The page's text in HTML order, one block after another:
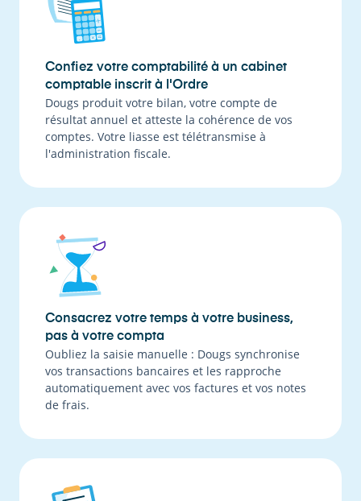
Confiez votre comptabilité à un cabinet
comptable inscrit à l'Ordre
Dougs produit votre bilan, votre compte de
résultat annuel et atteste la cohérence de vos
comptes. Votre liasse est télétransmise à
l'administration fiscale.
Consacrez votre temps à votre business,
pas à votre compta
Oubliez la saisie manuelle : Dougs synchronise
vos transactions bancaires et les rapproche
automatiquement avec vos factures et vos notes
de frais.